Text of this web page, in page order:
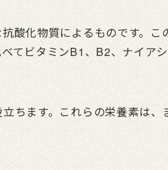
酸化物質によるものです。
てビタミンB1、B2、ナイア
ちます。これらの栄養素は